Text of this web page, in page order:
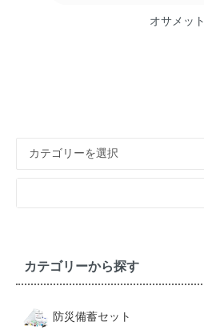
オサメット
カテゴリーから探す
防災備蓄セット